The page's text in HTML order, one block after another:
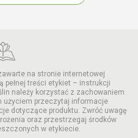
na stronie internetowej
pełnej treści etykiet – instrukcji
należy korzystać z zachowaniem
użyciem przeczytaj informacje
dotyczące produktu. Zwróć uwagę
oraz przestrzegaj środków
w etykiecie.